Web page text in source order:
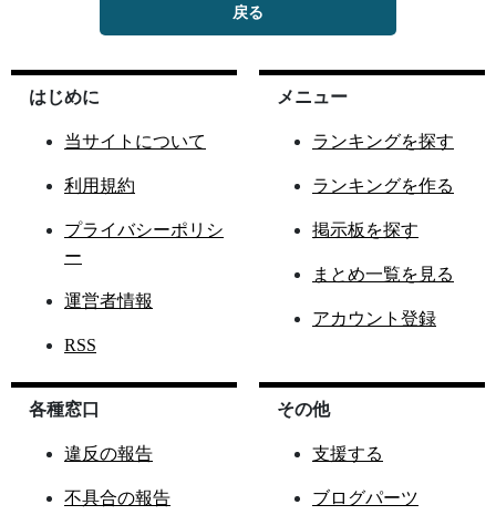
戻る
はじめに
当サイトについて
利用規約
プライバシーポリシ
ー
運営者情報
RSS
メニュー
ランキングを探す
ランキングを作る
掲示板を探す
まとめ一覧を見る
アカウント登録
各種窓口
違反の報告
不具合の報告
その他
支援する
ブログパーツ